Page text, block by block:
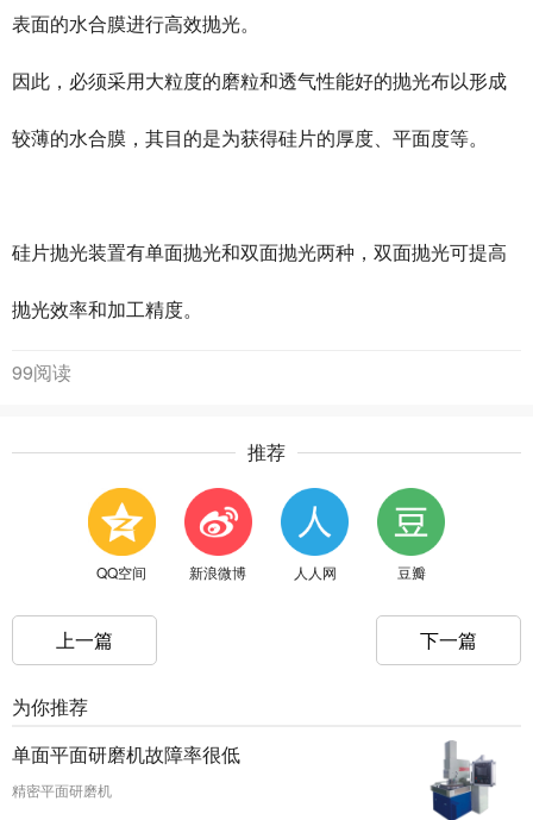
表面的水合膜进行高效抛光。
因此，必须采用大粒度的磨粒和透气性能好的抛光布以形成
较薄的水合膜，其目的是为获得硅片的厚度、平面度等。
硅片抛光装置有单面抛光和双面抛光两种，双面抛光可提高
抛光效率和加工精度。
99阅读
推荐
QQ空间 新浪微博 人人网 豆瓣
上一篇 下一篇
为你推荐
单面平面研磨机故障率很低
精密平面研磨机